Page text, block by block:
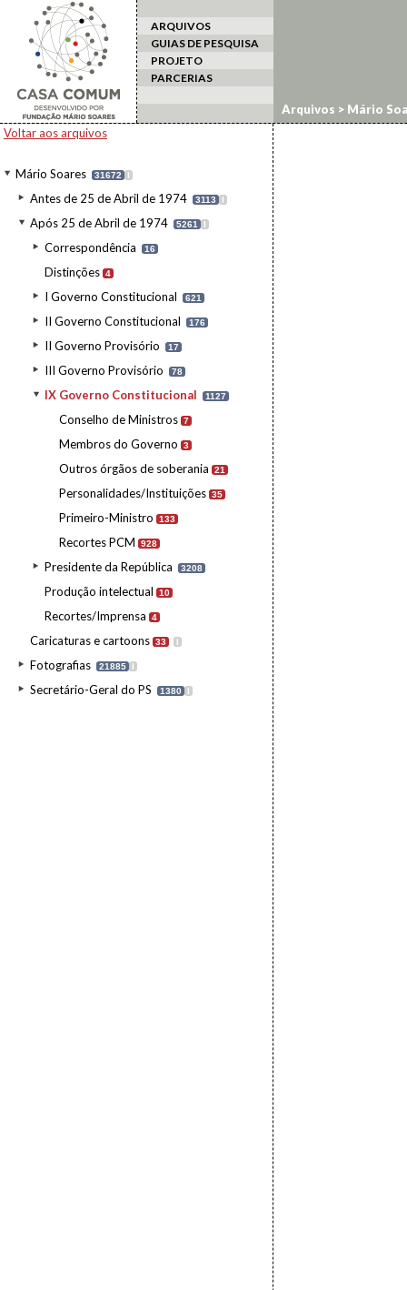
ARQUIVOS
GUIAS DE PESQUISA
PROJETO
PARCERIAS
Voltar aos arquivos
Mário Soares 31672 I
Antes de 25 de Abril de 1974 3113 I
Após 25 de Abril de 1974 5261 I
Correspondência 16
Distinções 4
I Governo Constitucional 621
II Governo Constitucional 176
II Governo Provisório 17
III Governo Provisório 78
IX Governo Constitucional 1127
Conselho de Ministros 7
Membros do Governo 3
Outros órgãos de soberania 21
Personalidades/Instituições 35
Primeiro-Ministro 133
Recortes PCM 928
Presidente da República 3208
Produção intelectual 10
Recortes/Imprensa 4
Caricaturas e cartoons 33 I
Fotografias 21885 I
Secretário-Geral do PS 1380 I
Arquivos > Mário